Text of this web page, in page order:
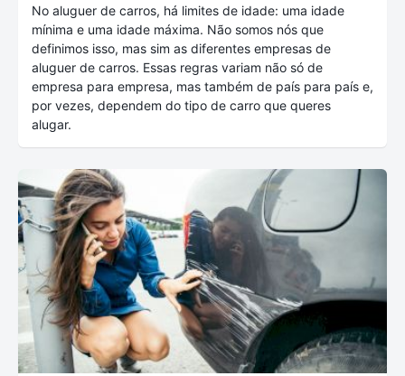
No aluguer de carros, há limites de idade: uma idade
mínima e uma idade máxima. Não somos nós que
definimos isso, mas sim as diferentes empresas de
aluguer de carros. Essas regras variam não só de
empresa para empresa, mas também de país para país e,
por vezes, dependem do tipo de carro que queres
alugar.